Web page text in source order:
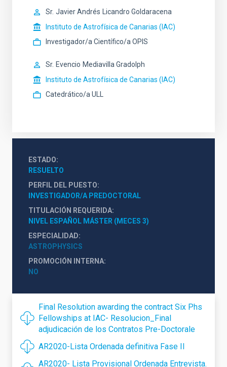
Sr. Javier Andrés
Licandro Goldaracena
Instituto de Astrofísica de Canarias (IAC)
Investigador/a Científico/a OPIS
Sr. Evencio Mediavilla Gradolph
Instituto de Astrofísica de Canarias (IAC)
Catedrático/a ULL
ESTADO
RESUELTO
PERFIL DEL PUESTO
INVESTIGADOR/A PREDOCTORAL
TITULACIÓN REQUERIDA
NIVEL ESPAÑOL MÁSTER (MECES 3)
ESPECIALIDAD
ASTROPHYSICS
PROMOCIÓN INTERNA
NO
Final Resolution awarding the contract Six Phs
Fellowships at IAC- Resolucion_Final
adjudicación de los Contratos Pre-Doctorale
AR2020-Lista Ordenada definitiva Fase II
AR2020- Lista Provisional Ordenada Entrevista.